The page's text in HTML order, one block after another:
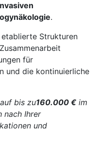
.
Strukturen
für
und die kontinuierliche
bis zu160.000 € im
nach Ihrer
und